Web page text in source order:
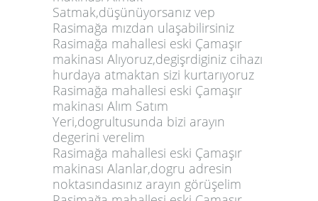
Satmak,düşünüyorsanız vep
Rasimağa mızdan ulaşabilirsiniz
Rasimağa mahallesi eski Çamaşır
makinası Alıyoruz,degişrdiginiz cihazı
hurdaya atmaktan sizi kurtarıyoruz
Rasimağa mahallesi eski Çamaşır
makinası Alım Satım
Yeri,dogrultusunda bizi arayın
degerini verelim
Rasimağa mahallesi eski Çamaşır
makinası Alanlar,dogru adresin
noktasındasınız arayın görüşelim